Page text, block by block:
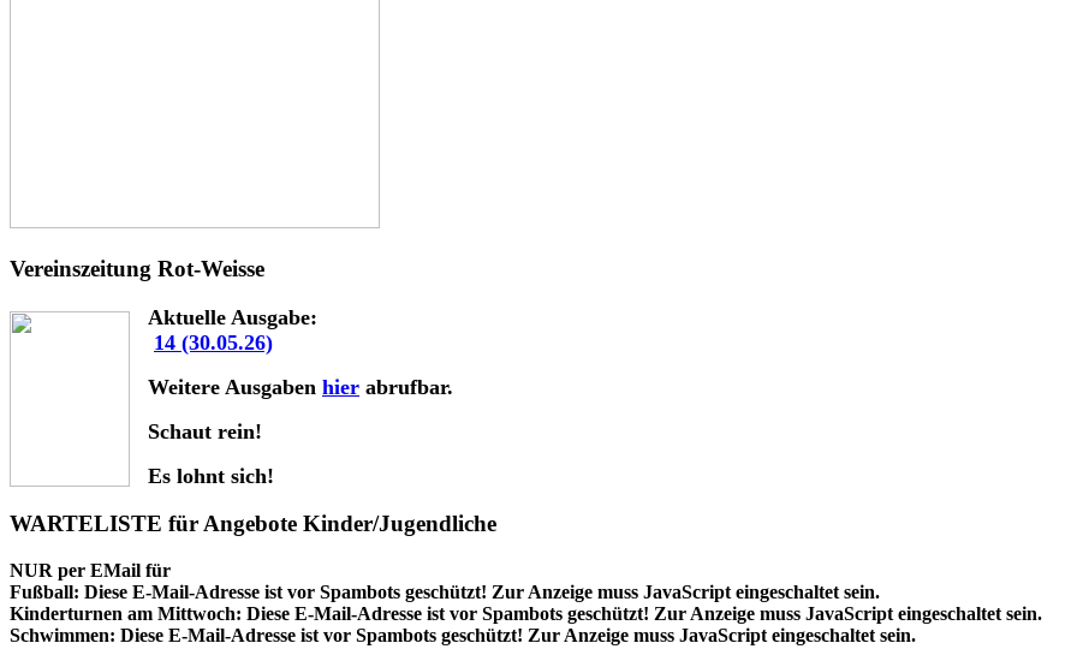
Vereinszeitung Rot-Weisse
Aktuelle Ausgabe:
14 (30.05.26)
Weitere Ausgaben hier abrufbar.
Schaut rein!
Es lohnt sich!
WARTELISTE für Angebote Kinder/Jugendliche
NUR per EMail für
Fußball: Diese E-Mail-Adresse ist vor Spambots geschützt! Zur Anzeige muss JavaScript eingeschaltet sein.
Kinderturnen am Mittwoch: Diese E-Mail-Adresse ist vor Spambots geschützt! Zur Anzeige muss JavaScript eingeschaltet sein.
Schwimmen: Diese E-Mail-Adresse ist vor Spambots geschützt! Zur Anzeige muss JavaScript eingeschaltet sein.